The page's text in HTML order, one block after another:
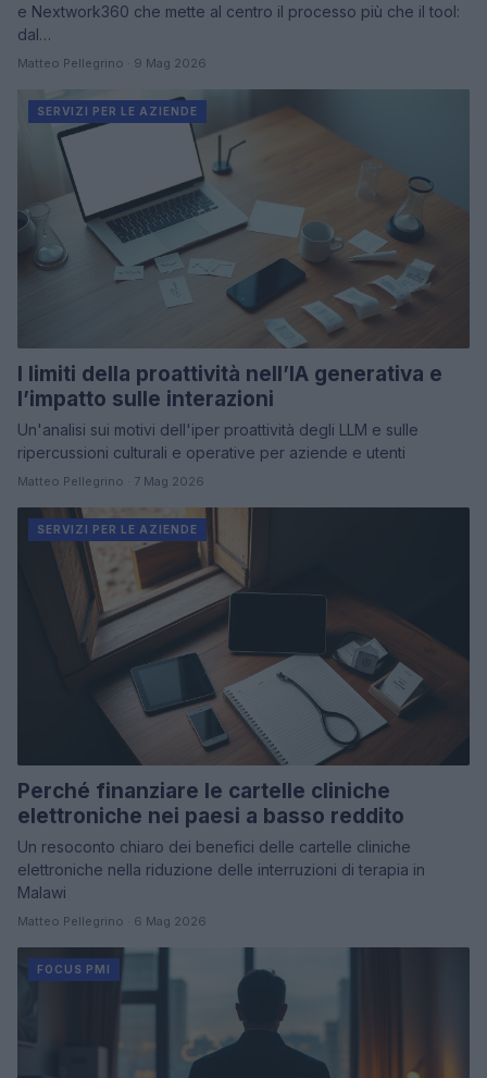
e Nextwork360 che mette al centro il processo più che il tool:
dal…
Matteo Pellegrino · 9 Mag 2026
SERVIZI PER LE AZIENDE
I limiti della proattività nell’IA generativa e
l’impatto sulle interazioni
Un'analisi sui motivi dell'iper proattività degli LLM e sulle
ripercussioni culturali e operative per aziende e utenti
Matteo Pellegrino · 7 Mag 2026
SERVIZI PER LE AZIENDE
Perché finanziare le cartelle cliniche
elettroniche nei paesi a basso reddito
Un resoconto chiaro dei benefici delle cartelle cliniche
elettroniche nella riduzione delle interruzioni di terapia in
Malawi
Matteo Pellegrino · 6 Mag 2026
FOCUS PMI